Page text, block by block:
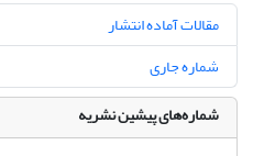
مقالات آماده انتشار
شماره جاری
شماره‌های پیشین نشریه